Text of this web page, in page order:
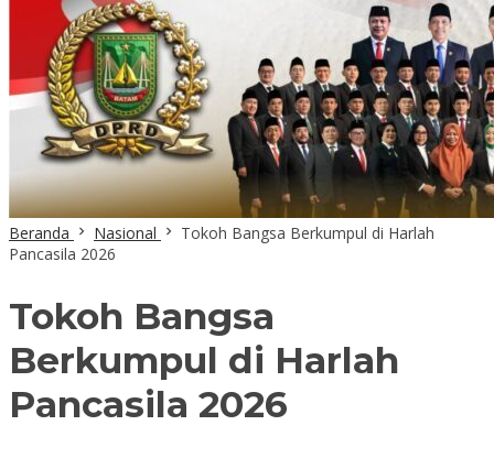
Beranda Nasional
Tokoh Bangsa Berkumpul di Harlah
Pancasila 2026
Tokoh Bangsa
Berkumpul di Harlah
Pancasila 2026